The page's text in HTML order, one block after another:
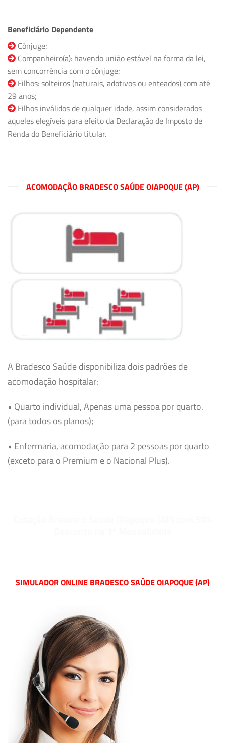
Beneficiário Dependente
Cônjuge;
Companheiro(a): havendo união estável na forma da lei,
sem concorrência com o cônjuge;
Filhos: solteiros (naturais, adotivos ou enteados) com até
29 anos;
Filhos inválidos de qualquer idade, assim considerados
aqueles elegíveis para efeito da Declaração de Imposto de
Renda do Beneficiário titular.
ACOMODAÇÃO BRADESCO SAÚDE OIAPOQUE (AP)
A Bradesco Saúde disponibiliza dois padrões de
acomodação hospitalar:
• Quarto individual, Apenas uma pessoa por quarto.
(para todos os planos);
• Enfermaria, acomodação para 2 pessoas por quarto
(exceto para o Premium e o Nacional Plus).
SIMULADOR ONLINE BRADESCO SAÚDE OIAPOQUE (AP)